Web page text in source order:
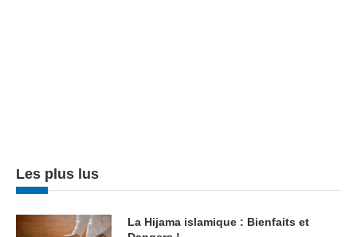
Les plus lus
La Hijama islamique : Bienfaits et